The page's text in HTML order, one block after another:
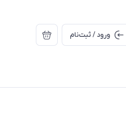
ورود / ثبت‌نام